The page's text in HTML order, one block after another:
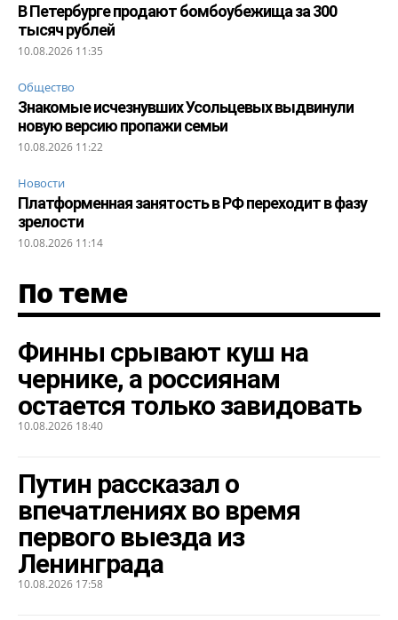
В Петербурге продают бомбоубежища за 300
тысяч рублей
10.08.2026 11:35
Общество
Знакомые исчезнувших Усольцевых выдвинули
новую версию пропажи семьи
10.08.2026 11:22
Новости
Платформенная занятость в РФ переходит в фазу
зрелости
10.08.2026 11:14
По теме
Финны срывают куш на
чернике, а россиянам
остается только завидовать
10.08.2026 18:40
Путин рассказал о
впечатлениях во время
первого выезда из
Ленинграда
10.08.2026 17:58